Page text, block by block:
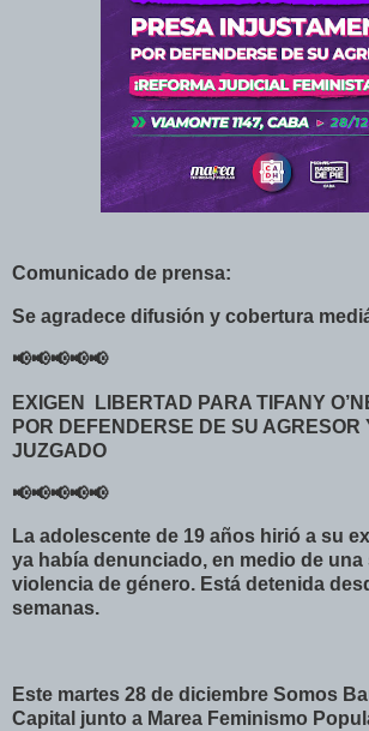
Comunicado de prensa:
Se agradece difusión y cobertura
📢📢📢📢📢
EXIGEN LIBERTAD PARA TIFANY
POR DEFENDERSE DE SU
JUZGADO
📢📢📢📢📢
La adolescente de 19 años hirió a su
ya había denunciado, en medio de
violencia de género. Está detenida
semanas.
Este martes 28 de diciembre Somos
Capital junto a Marea Feminismo